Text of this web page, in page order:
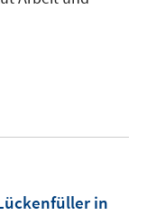
in